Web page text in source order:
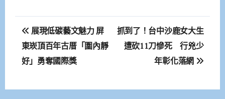
文
章
導
覽
展現低碳藝文魅力 屏
東崁頂百年古厝「圍內靜
好」勇奪國際獎
抓到了！台中沙鹿女大生
遭砍11刀慘死 行兇少
年彰化落網